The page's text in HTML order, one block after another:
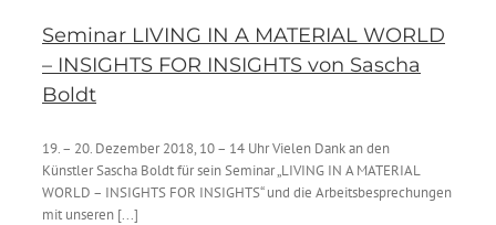
Seminar LIVING IN A MATERIAL WORLD
– INSIGHTS FOR INSIGHTS von Sascha
Boldt
19. – 20. Dezember 2018, 10 – 14 Uhr Vielen Dank an den
Künstler Sascha Boldt für sein Seminar „LIVING IN A MATERIAL
WORLD – INSIGHTS FOR INSIGHTS“ und die Arbeitsbesprechungen
mit unseren [...]